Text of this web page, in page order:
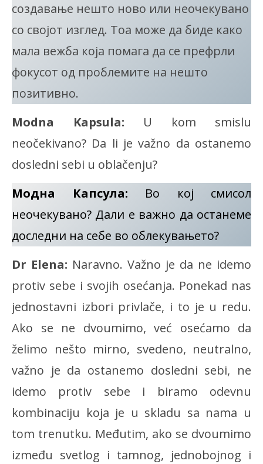
создавање нешто ново или неочекувано
со својот изглед. Тоа може да биде како
мала вежба која помага да се префрли
фокусот од проблемите на нешто
позитивно.
Modna Kapsula: U kom smislu
neočekivano? Da li je važno da ostanemo
dosledni sebi u oblačenju?
Модна Капсула: Во кој смисол
неочекувано? Дали е важно да останеме
доследни на себе во облекувањето?
Dr Elena: Naravno. Važno je da ne idemo
protiv sebe i svojih osećanja. Ponekad nas
jednostavni izbori privlače, i to je u redu.
Ako se ne dvoumimo, već osećamo da
želimo nešto mirno, svedeno, neutralno,
važno je da ostanemo dosledni sebi, ne
idemo protiv sebe i biramo odevnu
kombinaciju koja je u skladu sa nama u
tom trenutku. Međutim, ako se dvoumimo
između svetlog i tamnog, jednobojnog i